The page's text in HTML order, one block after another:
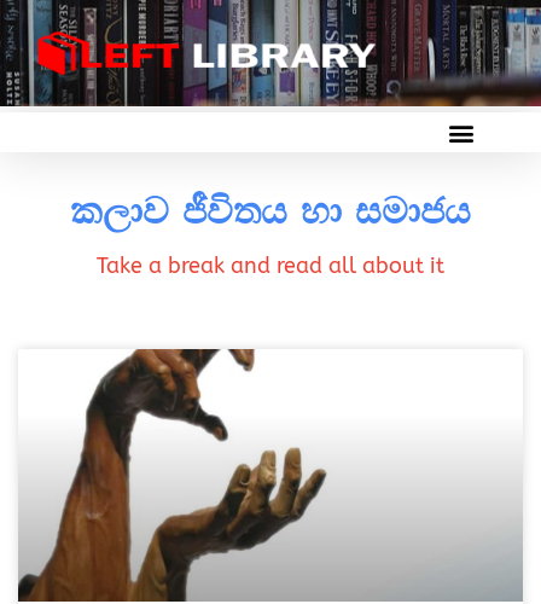
කලාව ජීවිතය හා සමාජය
Take a break and read all about it